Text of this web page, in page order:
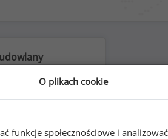
%
O plikach cookie
funkcje społecznościowe i